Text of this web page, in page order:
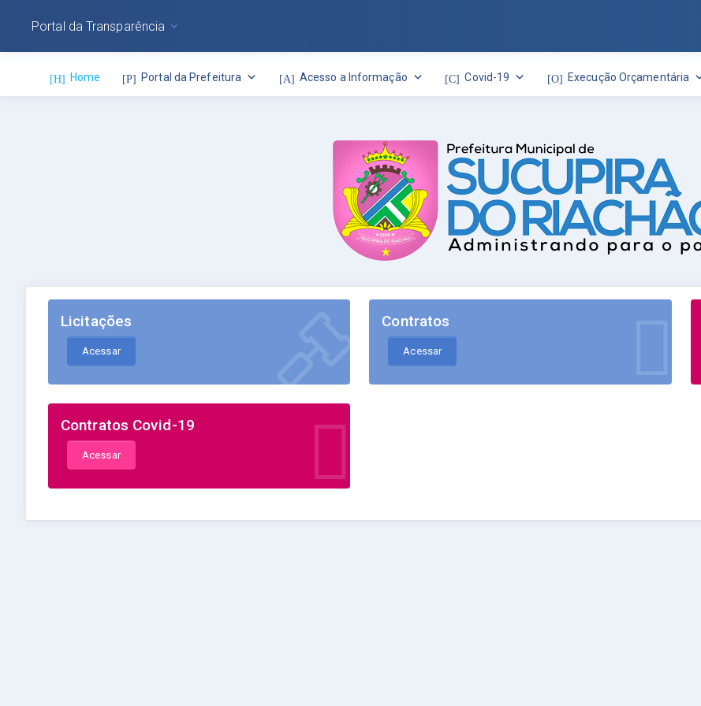
Home Portal da Prefeitura Acesso a Informação Covid-19 Execução Orçamentária
Portal da Transparência
Licitações
Acessar
Contratos
Acessar
Contratos Covid-19
Acessar